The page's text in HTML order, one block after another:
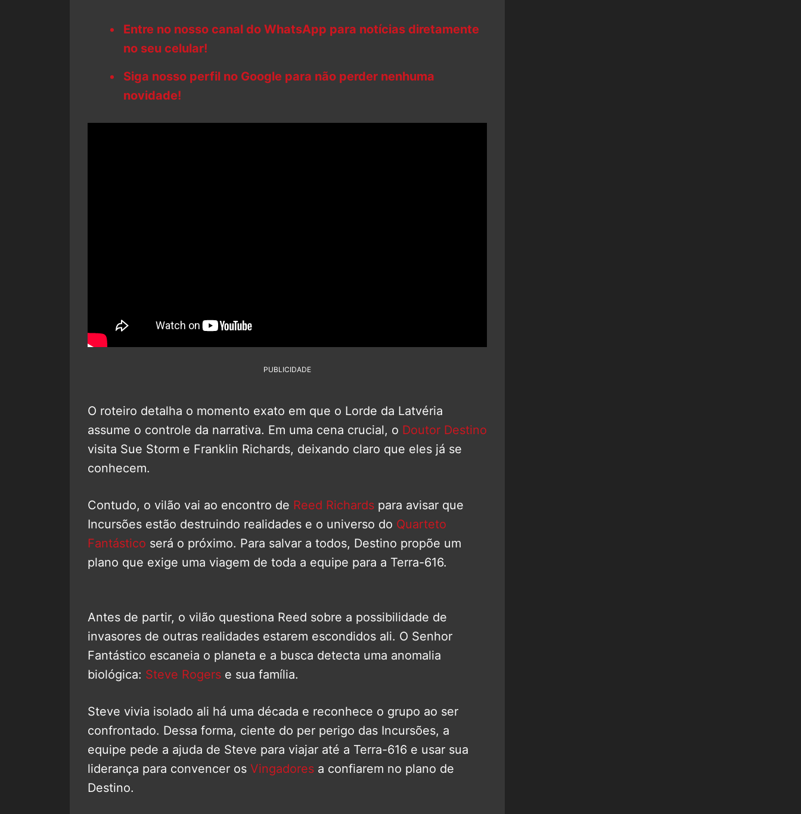
Entre no nosso canal do WhatsApp para notícias diretamente
no seu celular!
Siga nosso perfil no Google para não perder nenhuma
novidade!
PUBLICIDADE
O roteiro detalha o momento exato em que o Lorde da Latvéria
assume o controle da narrativa. Em uma cena crucial, o Doutor Destino
visita Sue Storm e Franklin Richards, deixando claro que eles já se
conhecem.
Contudo, o vilão vai ao encontro de Reed Richards para avisar que
Incursões estão destruindo realidades e o universo do Quarteto
Fantástico será o próximo. Para salvar a todos, Destino propõe um
plano que exige uma viagem de toda a equipe para a Terra-616.
Antes de partir, o vilão questiona Reed sobre a possibilidade de
invasores de outras realidades estarem escondidos ali. O Senhor
Fantástico escaneia o planeta e a busca detecta uma anomalia
biológica: Steve Rogers e sua família.
Steve vivia isolado ali há uma década e reconhece o grupo ao ser
confrontado. Dessa forma, ciente do per perigo das Incursões, a
equipe pede a ajuda de Steve para viajar até a Terra-616 e usar sua
liderança para convencer os Vingadores a confiarem no plano de
Destino.